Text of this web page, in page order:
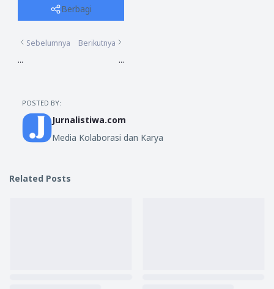
Berbagi
Sebelumnya
...
Berikutnya
...
POSTED BY:
Jurnalistiwa.com
Media Kolaborasi dan Karya
Related Posts